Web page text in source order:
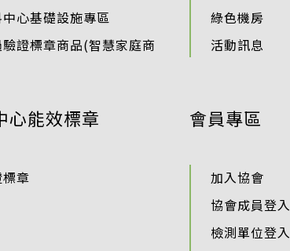
心基礎設施專區
驗證標章商品(智慧家庭商
綠色機房
活動訊息
心能效標章
章
會員專區
加入協會
協會成員登入
檢測單位登入